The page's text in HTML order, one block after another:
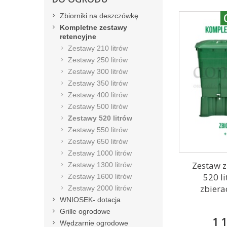
Zbiorniki na deszczówkę
Kompletne zestawy
retencyjne
Zestawy 210 litrów
Zestawy 250 litrów
Zestawy 300 litrów
Zestawy 350 litrów
Zestawy 400 litrów
Zestawy 500 litrów
Zestawy 520 litrów
Zestawy 550 litrów
Zestawy 650 litrów
Zestawy 1000 litrów
Zestawy 1300 litrów
Zestawy 1600 litrów
Zestawy 2000 litrów
WNIOSEK- dotacja
Grille ogrodowe
Wędzarnie ogrodowe
Zestaw
520
1